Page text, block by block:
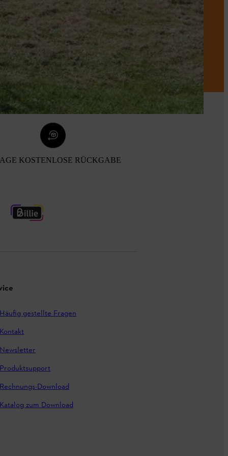
KOSTENLOSE RÜCKGABE
Häufig gestellte Fragen
Kontakt
Newsletter
Produktsupport
Rechnungs-Download
Katalog zum Download